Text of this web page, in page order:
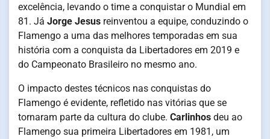
excelência, levando o time a conquistar o Mundial em
81. Já Jorge Jesus reinventou a equipe, conduzindo o
Flamengo a uma das melhores temporadas em sua
história com a conquista da Libertadores em 2019 e
do Campeonato Brasileiro no mesmo ano.
O impacto destes técnicos nas conquistas do
Flamengo é evidente, refletido nas vitórias que se
tornaram parte da cultura do clube. Carlinhos deu ao
Flamengo sua primeira Libertadores em 1981, um